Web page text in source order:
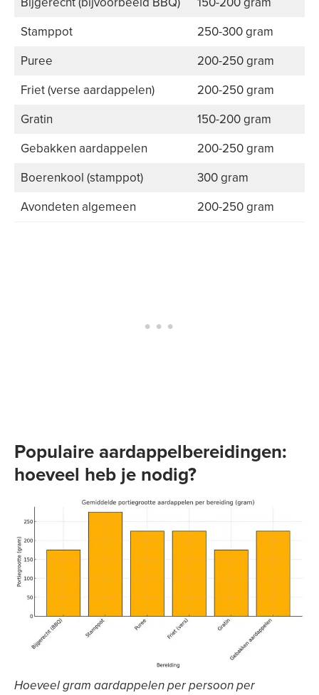
Stamppot
250-300 gram
Puree
200-250 gram
Friet (verse aardappelen)
200-250 gram
Gratin
150-200 gram
Gebakken aardappelen
200-250 gram
Boerenkool (stamppot)
300 gram
Avondeten algemeen
200-250 gram
Populaire aardappelbereidingen:
hoeveel heb je nodig?
Hoeveel gram aardappelen per persoon per